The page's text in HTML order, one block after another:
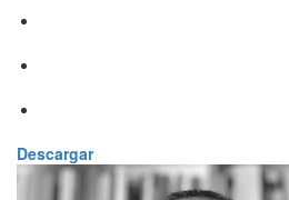
Descargar